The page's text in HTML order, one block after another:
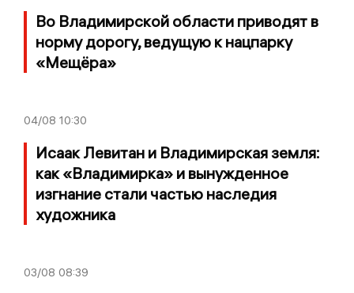
Во Владимирской области приводят в
норму дорогу, ведущую к нацпарку
«Мещёра»
04/08 10:30
Исаак Левитан и Владимирская земля:
как «Владимирка» и вынужденное
изгнание стали частью наследия
художника
03/08 08:39